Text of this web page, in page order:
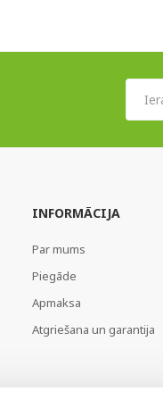
INFORMĀCIJA
Par mums
Piegāde
Apmaksa
Atgriešana un garantija